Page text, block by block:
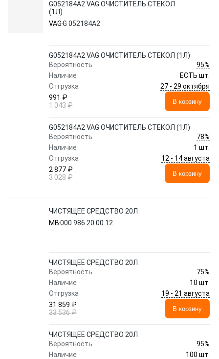
G052184A2 VAG ОЧИСТИТЕЛЬ СТЕКОЛ
(1Л)
VAGG 052184A2
G052184A2 VAG ОЧИСТИТЕЛЬ СТЕКОЛ (1Л)
Вероятность
95%
Наличие
ЕСТЬ шт.
Отгрузка
27 - 29 октября
991 ₽
1 043 ₽
В корзину
G052184A2 VAG ОЧИСТИТЕЛЬ СТЕКОЛ (1Л)
Вероятность
78%
Наличие
1 шт.
Отгрузка
12 - 14 августа
2 877 ₽
3 028 ₽
В корзину
ЧИСТЯЩЕЕ СРЕДСТВО 20Л
MB000 986 20 00 12
ЧИСТЯЩЕЕ СРЕДСТВО 20Л
Вероятность
75%
Наличие
10 шт.
Отгрузка
19 - 21 августа
31 859 ₽
33 536 ₽
В корзину
ЧИСТЯЩЕЕ СРЕДСТВО 20Л
Вероятность
95%
Наличие
100 шт.